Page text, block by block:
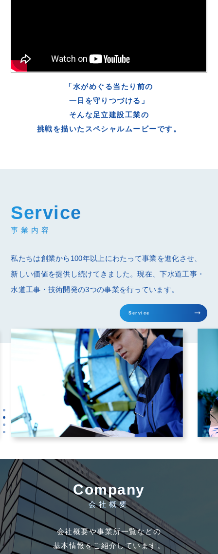
「水がめぐる当たり前の
一日を守りつづける」
そんな足立建設工業の
挑戦を描いたスペシャルムービーです。
Service
事業内容
私たちは創業から100年以上にわたって事業を進化させ、
新しい価値を提供し続けてきました。現在、下水道工事・
水道工事・技術開発の3つの事業を行っています。
Service trending_flat
Company
会社概要
会社概要や事業所一覧などの
基本情報をご紹介しています。